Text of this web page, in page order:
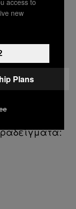
προς
γίνεται
new
Plans